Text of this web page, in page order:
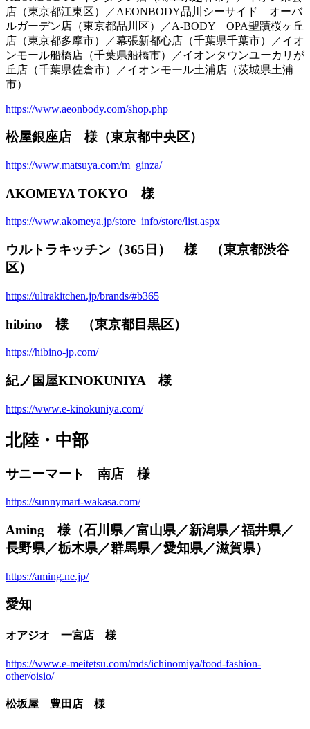
店（東京都江東区）／AEONBODY品川シーサイド オーバ
ルガーデン店（東京都品川区）／A-BODY OPA聖蹟桜ヶ丘
店（東京都多摩市）／幕張新都心店（千葉県千葉市）／イオ
ンモール船橋店（千葉県船橋市）／イオンタウンユーカリが
丘店（千葉県佐倉市）／イオンモール土浦店（茨城県土浦
市）
https://www.aeonbody.com/shop.php
松屋銀座店 様（東京都中央区）
https://www.matsuya.com/m_ginza/
AKOMEYA TOKYO 様
https://www.akomeya.jp/store_info/store/list.aspx
ウルトラキッチン（365日） 様 （東京都渋谷
区）
https://ultrakitchen.jp/brands/#b365
hibino 様 （東京都目黒区）
https://hibino-jp.com/
紀ノ国屋KINOKUNIYA 様
https://www.e-kinokuniya.com/
北陸・中部
サニーマート 南店 様
https://sunnymart-wakasa.com/
Aming 様（石川県／富山県／新潟県／福井県／
長野県／栃木県／群馬県／愛知県／滋賀県）
https://aming.ne.jp/
愛知
オアジオ 一宮店 様
https://www.e-meitetsu.com/mds/ichinomiya/food-fashion-
other/oisio/
松坂屋 豊田店 様